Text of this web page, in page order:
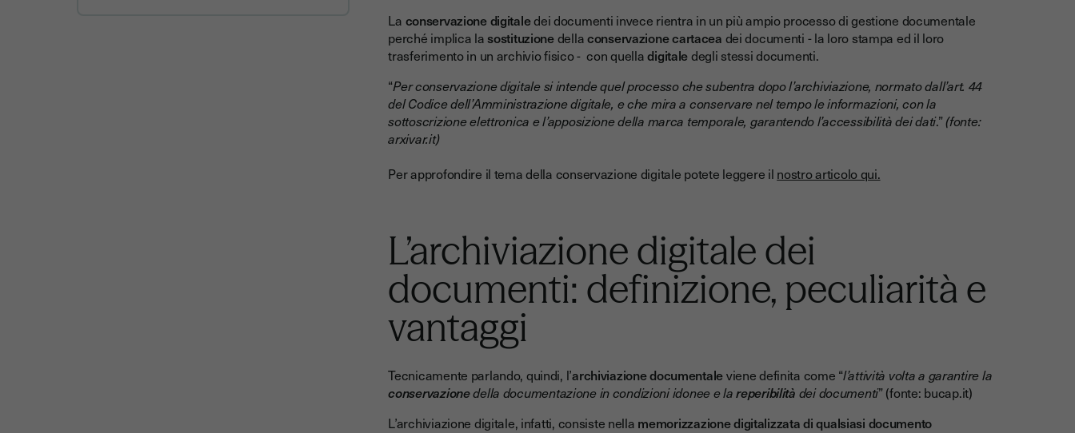
La conservazione digitaledei documenti invece rientra in un più ampio processo di gestione documentale
perché implica lasostituzionedellaconservazione cartacea dei documenti - la loro stampa ed il loro
trasferimento in un archivio fisico - con quelladigitaledegli stessi documenti.
“Per conservazione digitale si intende quel processo che subentra dopo l’archiviazione, normato dall’art. 44
del Codice dell’Amministrazione digitale, e che mira a conservare nel tempo le informazioni, con la
sottoscrizione elettronica e l’apposizione della marca temporale, garantendo l’accessibilità dei dati.”(fonte:
arxivar.it)
Per approfondire il tema della conservazione digitale potete leggere il nostro articolo qui.
L’archiviazione digitale dei
documenti: definizione, peculiarità e
vantaggi
Tecnicamente parlando, quindi, l’archiviazione documentaleviene definita come “l’attività volta a garantire la
conservazionedella documentazione in condizioni idonee e lareperibilità dei documenti” (fonte: bucap.it)
L’archiviazione digitale, infatti, consiste nella memorizzazione digitalizzata di qualsiasi documento